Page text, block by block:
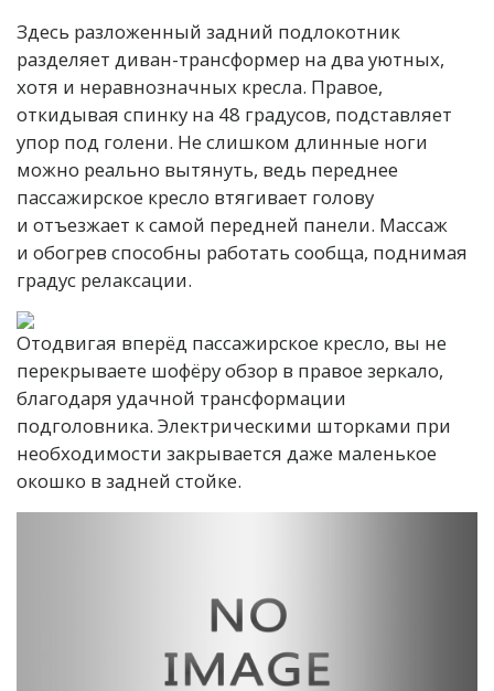
Здесь разложенный задний подлокотник
разделяет диван-трансформер на два уютных,
хотя и неравнозначных кресла. Правое,
откидывая спинку на 48 градусов, подставляет
упор под голени. Не слишком длинные ноги
можно реально вытянуть, ведь переднее
пассажирское кресло втягивает голову
и отъезжает к самой передней панели. Массаж
и обогрев способны работать сообща, поднимая
градус релаксации.
Отодвигая вперёд пассажирское кресло, вы не
перекрываете шофёру обзор в правое зеркало,
благодаря удачной трансформации
подголовника. Электрическими шторками при
необходимости закрывается даже маленькое
окошко в задней стойке.